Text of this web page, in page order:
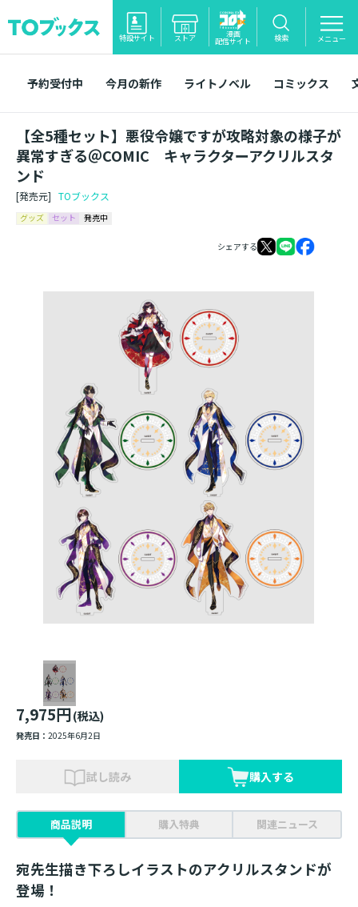
特設サイト ストア 漫画
配信サイト 検索 メニュー
予約受付中 今月の新作 ライトノベル コミックス
【全5種セット】悪役令嬢ですが攻略対象の様子が
異常すぎる＠COMIC キャラクターアクリルスタ
ンド
[発売元] TOブックス
グッズ セット 発売中
シェアする
7,975円(税込)
発売日： 2025年6月2日
試し読み 購入する
商品説明 購入特典 関連ニュース
宛先生描き下ろしイラストのアクリルスタンドが
登場！